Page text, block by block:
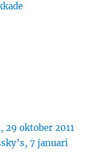
29 oktober 2011
7 januari